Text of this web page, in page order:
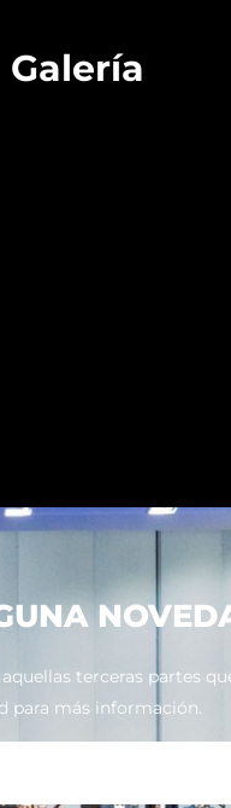
Galería
terceras partes
para más información.